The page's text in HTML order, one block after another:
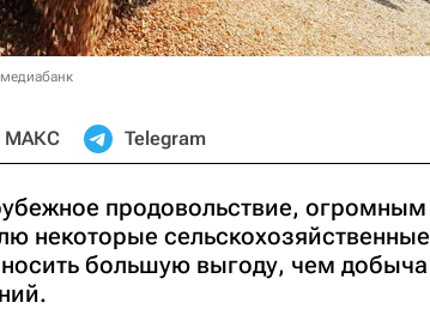
МАКС Telegram
продовольствие, огромным
некоторые сельскохозяйственные
большую выгоду, чем добыча